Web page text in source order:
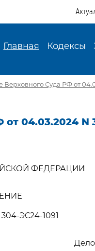
Главная Кодексы
Верховного Суда РФ от
04.03.2024 N
ФЕДЕРАЦИИ
ЭС24-1091